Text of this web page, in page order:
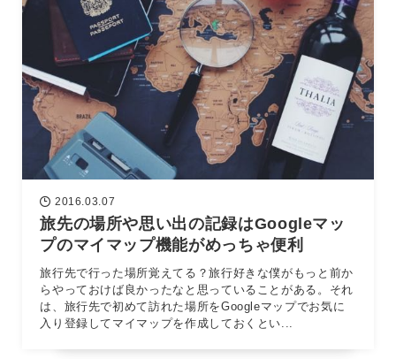
2016.03.07
旅先の場所や思い出の記録はGoogleマッ
プのマイマップ機能がめっちゃ便利
旅行先で行った場所覚えてる？旅行好きな僕がもっと前か
らやっておけば良かったなと思っていることがある。それ
は、旅行先で初めて訪れた場所をGoogleマップでお気に
入り登録してマイマップを作成しておくとい...